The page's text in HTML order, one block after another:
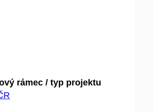
rámec / typ projektu